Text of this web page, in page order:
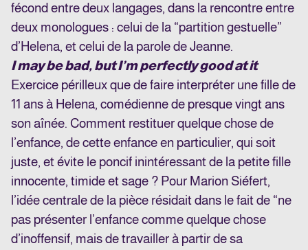
fécond entre deux langages, dans la rencontre entre
deux monologues : celui de la “partition gestuelle”
d’Helena, et celui de la parole de Jeanne.
I may be bad, but I’m perfectly good at it
Exercice périlleux que de faire interpréter une fille de
11 ans à Helena, comédienne de presque vingt ans
son aînée. Comment restituer quelque chose de
l’enfance, de cette enfance en particulier, qui soit
juste, et évite le poncif inintéressant de la petite fille
innocente, timide et sage ? Pour Marion Siéfert,
l’idée centrale de la pièce résidait dans le fait de “ne
pas présenter l’enfance comme quelque chose
d’inoffensif, mais de travailler à partir de sa